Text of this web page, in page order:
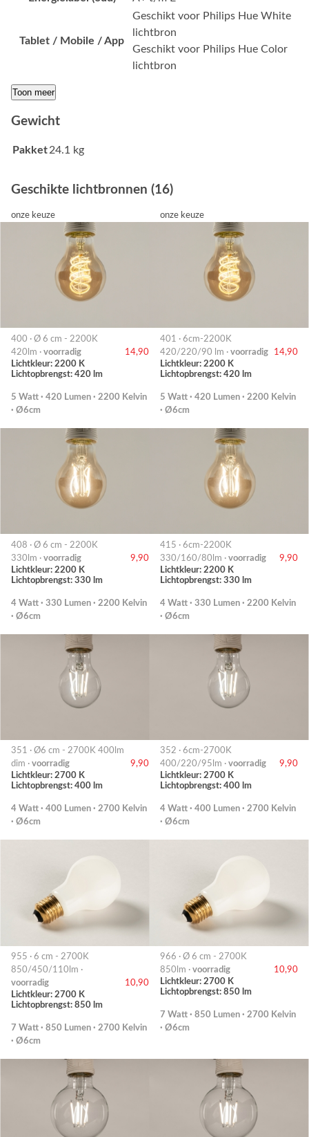
Tablet / Mobile / App
Geschikt voor Philips Hue White
lichtbron
Geschikt voor Philips Hue Color
lichtbron
Toon meer
Gewicht
Pakket24.1 kg
Geschikte lichtbronnen (16)
onze keuze
400 · Ø 6 cm - 2200K
420lm · voorradig
14,90
Lichtkleur: 2200 K
Lichtopbrengst: 420 lm
5 Watt · 420 Lumen · 2200 Kelvin
· Ø6cm
onze keuze
401 · 6cm-2200K
420/220/90 lm · voorradig
14,90
Lichtkleur: 2200 K
Lichtopbrengst: 420 lm
5 Watt · 420 Lumen · 2200 Kelvin
· Ø6cm
408 · Ø 6 cm - 2200K
330lm · voorradig
9,90
Lichtkleur: 2200 K
Lichtopbrengst: 330 lm
4 Watt · 330 Lumen · 2200 Kelvin
· Ø6cm
415 · 6cm-2200K
330/160/80lm · voorradig
9,90
Lichtkleur: 2200 K
Lichtopbrengst: 330 lm
4 Watt · 330 Lumen · 2200 Kelvin
· Ø6cm
351 · Ø6 cm - 2700K 400lm
dim · voorradig
9,90
Lichtkleur: 2700 K
Lichtopbrengst: 400 lm
4 Watt · 400 Lumen · 2700 Kelvin
· Ø6cm
352 · 6cm-2700K
400/220/95lm · voorradig
9,90
Lichtkleur: 2700 K
Lichtopbrengst: 400 lm
4 Watt · 400 Lumen · 2700 Kelvin
· Ø6cm
955 · 6 cm - 2700K
850/450/110lm ·
voorradig
10,90
Lichtkleur: 2700 K
Lichtopbrengst: 850 lm
7 Watt · 850 Lumen · 2700 Kelvin
· Ø6cm
966 · Ø 6 cm - 2700K
850lm · voorradig
10,90
Lichtkleur: 2700 K
Lichtopbrengst: 850 lm
7 Watt · 850 Lumen · 2700 Kelvin
· Ø6cm